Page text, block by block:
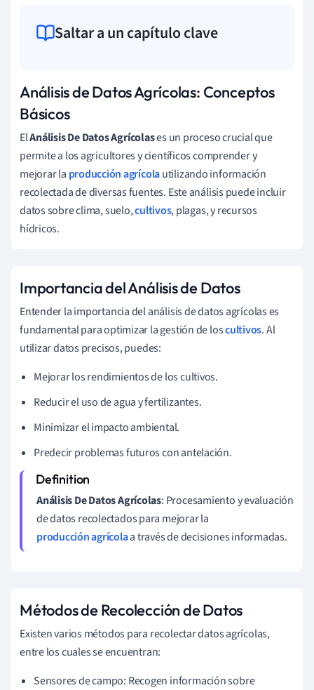
Saltar a un capítulo clave
Análisis de Datos Agrícolas: Conceptos
Básicos
ElAnálisis De Datos Agrícolases un proceso crucial que
permite a los agricultores y científicos comprender y
mejorar la producción agrícolautilizando información
recolectada de diversas fuentes. Este análisis puede incluir
datos sobre clima, suelo,cultivos, plagas, y recursos
hídricos.
Importancia del Análisis de Datos
Entender la importancia del análisis de datos agrícolas es
fundamental para optimizar la gestión de loscultivos. Al
utilizar datos precisos, puedes:
Mejorar los rendimientos de los cultivos.
Reducir el uso de agua y fertilizantes.
Minimizar el impacto ambiental.
Predecir problemas futuros con antelación.
Análisis De Datos Agrícolas: Procesamiento y evaluación
de datos recolectados para mejorar la
producción agrícolaa través de decisiones informadas.
Métodos de Recolección de Datos
Existen varios métodos para recolectar datos agrícolas,
entre los cuales se encuentran:
Sensores de campo: Recogen información sobre